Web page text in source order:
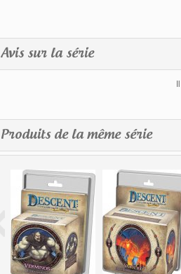
Avis sur la série
Produits de la même série